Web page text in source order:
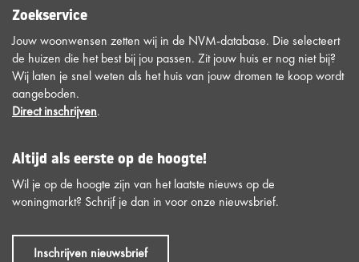
Zoekservice
Jouw woonwensen zetten wij in de NVM-database. Die selecteert
de huizen die het best bij jou passen. Zit jouw huis er nog niet bij?
Wij laten je snel weten als het huis van jouw dromen te koop wordt
aangeboden.
Direct inschrijven.
Altijd als eerste op de hoogte!
Wil je op de hoogte zijn van het laatste nieuws op de
woningmarkt? Schrijf je dan in voor onze nieuwsbrief.
Inschrijven nieuwsbrief